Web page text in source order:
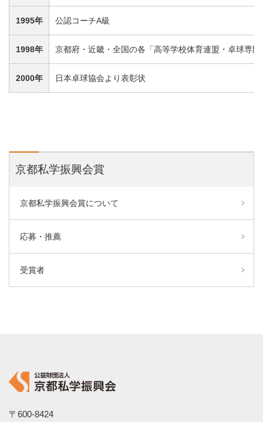
1995年 公認コーチA級
1998年 京都府・近畿・全国の各「高等学校体育連盟・卓球専
2000年 日本卓球協会より表彰状
京都私学振興会賞
京都私学振興会賞について
応募・推薦
受賞者
〒600-8424